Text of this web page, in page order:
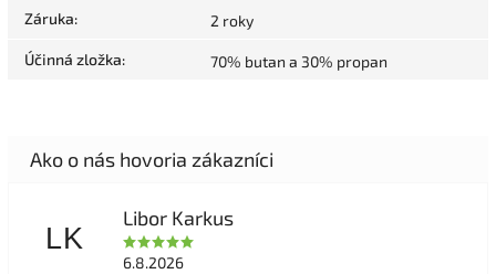
Záruka: 2 roky
Účinná zložka: 70% butan a 30% propan
LK
Libor Karkus
6.8.2026